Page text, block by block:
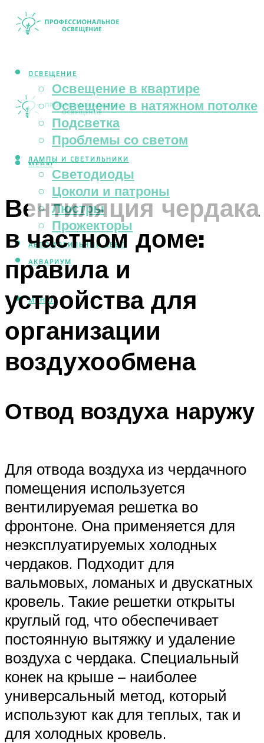
ОСВЕЩЕНИЕ
Освещение в квартире
Освещение в натяжном потолке
Подсветка
Проблемы со светом
ЛАМПЫ И СВЕТИЛЬНИКИ
Светодиоды
Цоколи и патроны
Люстры
Прожекторы
АВТОМОБИЛЬНЫЙ СВЕТ
АКВАРИУМ
МЕНЮ
МЕНЮ
Вентиляция чердака
в частном доме:
правила и
устройства для
организации
воздухообмена
Отвод воздуха наружу
Для отвода воздуха из чердачного
помещения используется
вентилируемая решетка во
фронтоне. Она применяется для
неэксплуатируемых холодных
чердаков. Подходит для
вальмовых, ломаных и двускатных
кровель. Такие решетки открыты
круглый год, что обеспечивает
постоянную вытяжку и удаление
воздуха с чердака. Специальный
конек на крыше – наиболее
универсальный метод, который
используют как для теплых, так и
для холодных кровель.